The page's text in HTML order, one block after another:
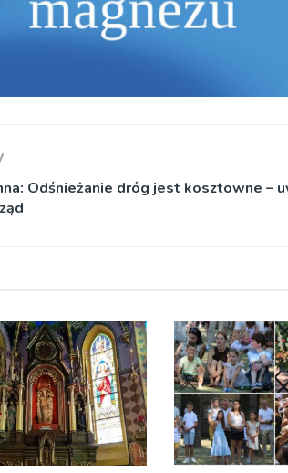
Odśnieżanie dróg jest kosztowne –